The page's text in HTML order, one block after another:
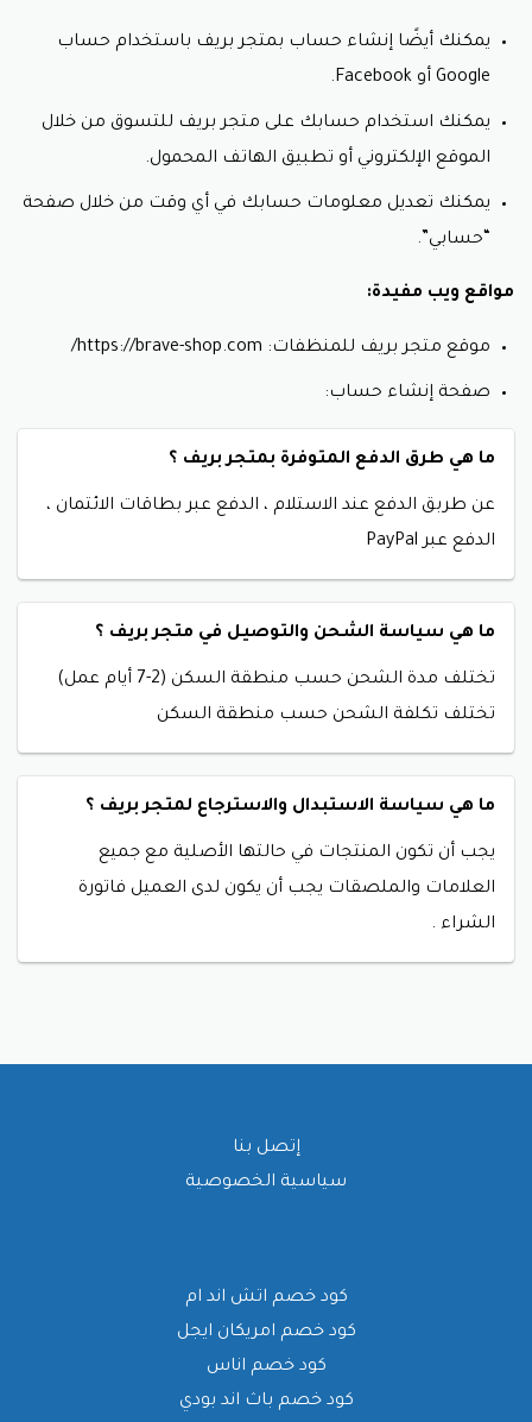
يمكنك أيضًا إنشاء حساب بمتجر بريف باستخدام حساب
Google أو Facebook.
يمكنك استخدام حسابك على متجر بريف للتسوق من خلال
الموقع الإلكتروني أو تطبيق الهاتف المحمول.
يمكنك تعديل معلومات حسابك في أي وقت من خلال صفحة
“حسابي”.
مواقع ويب مفيدة:
موقع متجر بريف للمنظفات: https://brave-shop.com/
صفحة إنشاء حساب:
ما هي طرق الدفع المتوفرة بمتجر بريف ؟
عن طربق الدفع عند الاستلام ، الدفع عبر بطاقات الائتمان ،
الدفع عبر PayPal
ما هي سياسة الشحن والتوصيل في متجر بريف ؟
تختلف مدة الشحن حسب منطقة السكن (2-7 أيام عمل)
تختلف تكلفة الشحن حسب منطقة السكن
ما هي سياسة الاستبدال والاسترجاع لمتجر بريف ؟
يجب أن تكون المنتجات في حالتها الأصلية مع جميع
العلامات والملصقات يجب أن يكون لدى العميل فاتورة
الشراء .
إتصل بنا
سياسية الخصوصية
كود خصم اتش اند ام
كود خصم امريكان ايجل
كود خصم اناس
كود خصم باث اند بودي